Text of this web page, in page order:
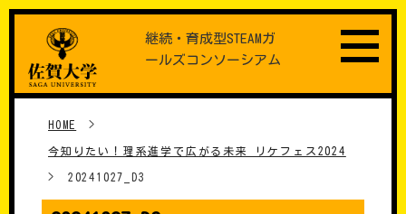
content
継続・育成型STEAMガ
ールズコンソーシアム
HOME >
今知りたい！理系進学で広がる未来 リケフェス2024
> 20241027_D3